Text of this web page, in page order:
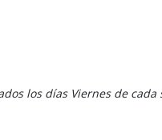
los días Viernes de cada